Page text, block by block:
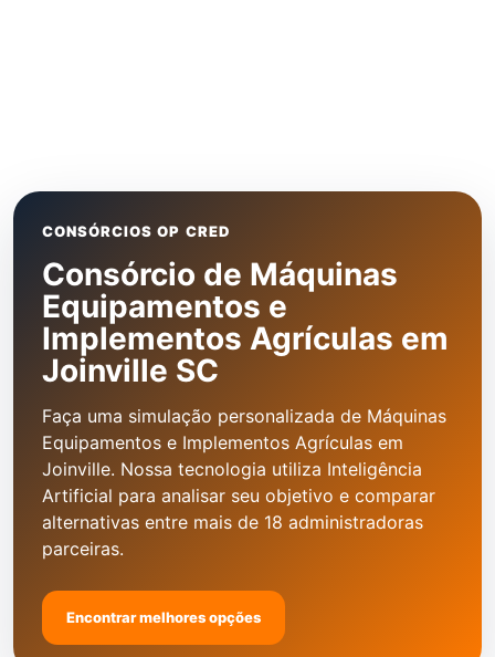
CONSÓRCIOS OP CRED
Consórcio de Máquinas
Equipamentos e
Implementos Agrículas em
Joinville SC
Faça uma simulação personalizada de Máquinas
Equipamentos e Implementos Agrículas em
Joinville. Nossa tecnologia utiliza Inteligência
Artificial para analisar seu objetivo e comparar
alternativas entre mais de 18 administradoras
parceiras.
Encontrar melhores opções